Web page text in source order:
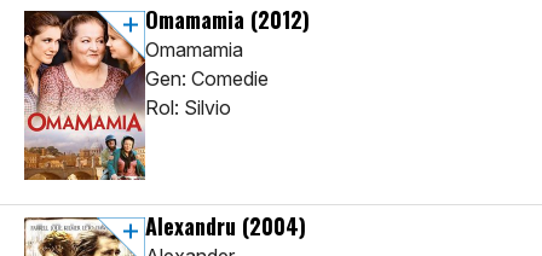
Omamamia (2012)
Omamamia
Gen: Comedie
Rol: Silvio
Alexandru (2004)